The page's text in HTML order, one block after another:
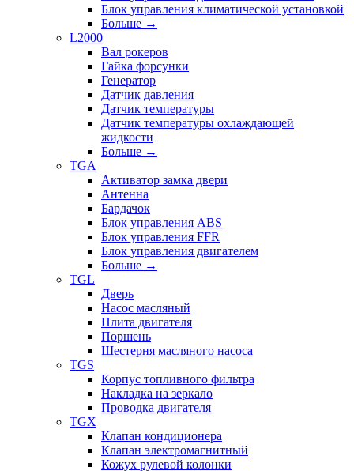
Блок управления климатической установкой
Больше →
L2000
Вал рокеров
Гайка форсунки
Генератор
Датчик давления
Датчик температуры
Датчик температуры охлаждающей
жидкости
Больше →
TGA
Активатор замка двери
Антенна
Бардачок
Блок управления ABS
Блок управления FFR
Блок управления двигателем
Больше →
TGL
Дверь
Насос масляный
Плита двигателя
Поршень
Шестерня масляного насоса
TGS
Корпус топливного фильтра
Накладка на зеркало
Проводка двигателя
TGX
Клапан кондиционера
Клапан электромагнитный
Кожух рулевой колонки